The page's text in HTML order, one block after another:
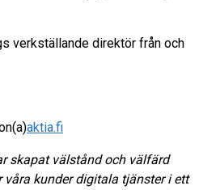
verkställande direktör från och
aktia.fi
skapat välstånd och välfärd
kunder digitala tjänster i ett